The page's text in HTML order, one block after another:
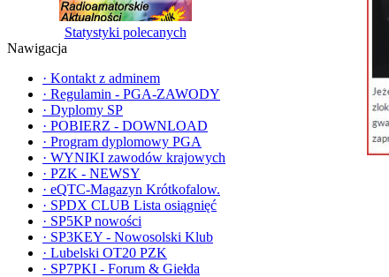
Statystyki polecanych
Nawigacja
· Kontakt z adminem
· Regulamin - PGA-ZAWODY
· Dyplomy SP
· POBIERZ - DOWNLOAD
· Program dyplomowy PGA
· WYNIKI zawodów krajowych
· PZK - NEWSY
· eQTC-Magazyn Krótkofalow.
· SPDX CLUB Lista osiągnięć
· SP5KP nowości
· SP3KEY - Nowosolski Klub
· Lubelski OT20 PZK
· SP7PKI - Forum & Giełda